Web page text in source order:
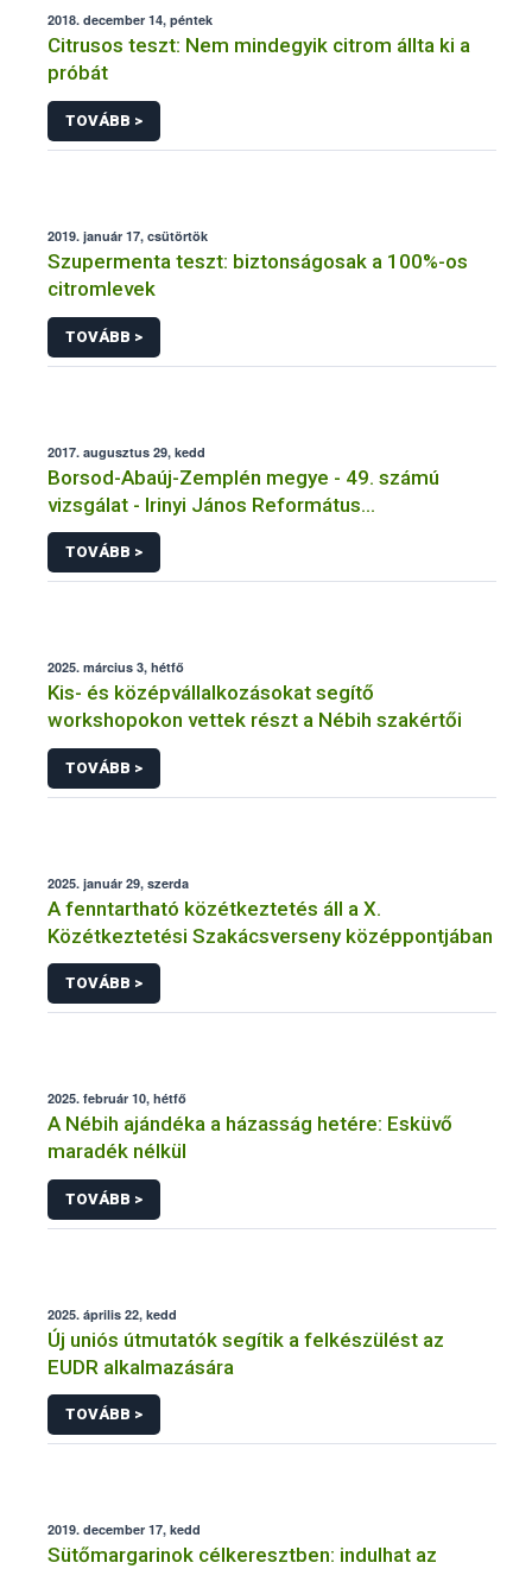
2018. december 14, péntek
Citrusos teszt: Nem mindegyik citrom állta ki a
próbát
TOVÁBB >
2019. január 17, csütörtök
Szupermenta teszt: biztonságosak a 100%-os
citromlevek
TOVÁBB >
2017. augusztus 29, kedd
Borsod-Abaúj-Zemplén megye - 49. számú
vizsgálat - Irinyi János Református
Szakgimnázium, Szakközépiskola és Diákotthon
Tálalókonyha
TOVÁBB >
2025. március 3, hétfő
Kis- és középvállalkozásokat segítő
workshopokon vettek részt a Nébih szakértői
TOVÁBB >
2025. január 29, szerda
A fenntartható közétkeztetés áll a X.
Közétkeztetési Szakácsverseny középpontjában
TOVÁBB >
2025. február 10, hétfő
A Nébih ajándéka a házasság hetére: Esküvő
maradék nélkül
TOVÁBB >
2025. április 22, kedd
Új uniós útmutatók segítik a felkészülést az
EUDR alkalmazására
TOVÁBB >
2019. december 17, kedd
Sütőmargarinok célkeresztben: indulhat az